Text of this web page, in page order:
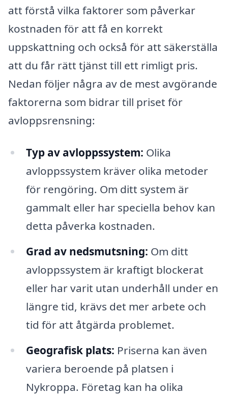
att förstå vilka faktorer som påverkar
kostnaden för att få en korrekt
uppskattning och också för att säkerställa
att du får rätt tjänst till ett rimligt pris.
Nedan följer några av de mest avgörande
faktorerna som bidrar till priset för
avloppsrensning:
Typ av avloppssystem: Olika
avloppssystem kräver olika metoder
för rengöring. Om ditt system är
gammalt eller har speciella behov kan
detta påverka kostnaden.
Grad av nedsmutsning: Om ditt
avloppssystem är kraftigt blockerat
eller har varit utan underhåll under en
längre tid, krävs det mer arbete och
tid för att åtgärda problemet.
Geografisk plats: Priserna kan även
variera beroende på platsen i
Nykroppa. Företag kan ha olika